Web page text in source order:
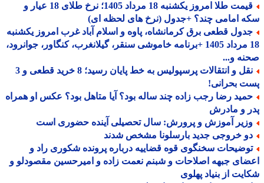
قیمت طلا امروز یکشنبه 18 مرداد 1405؛ نرخ طلای 18 عیار و
امامی چند؟ +جدول (نرخ های لحظه ای)
قطعی برق کرمانشاه، پاوه و اسلام آباد غرب امروز یکشنبه
18 مرداد 1405 +برنامه خاموشی سنقر، گیلانغرب، کنگاور، جوانرود،
و...
نقل و انتقالات پرسپولیس به خط پایان رسید؛ 8 خرید قطعی و 3
بحرانی!
رضا رجب زاده چند ساله بود؟ آیا متاهل بود؟ عکس او همراه
و مادرش
آموزش و پرورش: سال تحصیلی آینده حضوری است
خروجی جدید بارسلونا مشخص شدند
سخنگوی قوه قضاییه درباره پرونده شکوری راد و
جبهه اصلاحات و شبنم نعمت زاده و امیرحسین مقصودلو و
از بنیاد پهلوی